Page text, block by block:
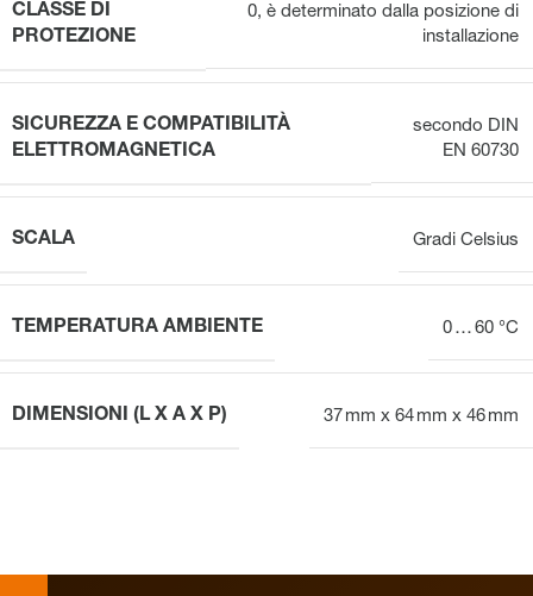
CLASSE DI
PROTEZIONE
0, è determinato dalla posizione di
installazione
SICUREZZA E COMPATIBILITÀ
ELETTROMAGNETICA
secondo DIN
EN 60730
SCALA Gradi Celsius
TEMPERATURA AMBIENTE 0 … 60 °C
DIMENSIONI (L X A X P) 37 mm x 64 mm x 46 mm